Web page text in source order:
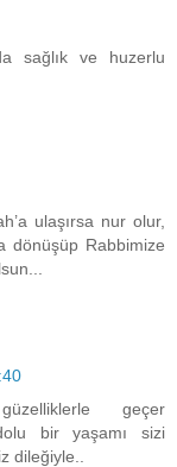
sağlık ve huzerlu
ulaşırsa nur olur,
dönüşüp Rabbimize
geçer
bir yaşamı sizi
dileğiyle..